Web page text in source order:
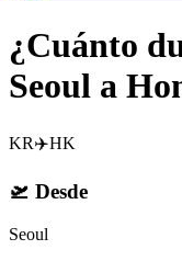
¿Cuánto
Seoul a
KR✈️HK
🛫 Desde
Seoul